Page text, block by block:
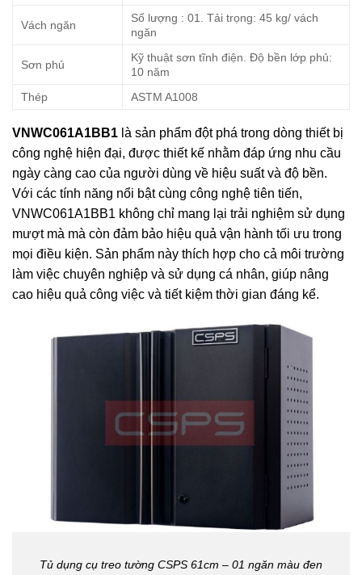
Vách ngăn
Số lượng : 01. Tải trọng: 45 kg/ vách
ngăn
Sơn phủ
Kỹ thuật sơn tĩnh điện. Độ bền lớp phủ:
10 năm
Thép
ASTM A1008
VNWC061A1BB1 là sản phẩm đột phá trong dòng thiết bị
công nghệ hiện đại, được thiết kế nhằm đáp ứng nhu cầu
ngày càng cao của người dùng về hiệu suất và độ bền.
Với các tính năng nổi bật cùng công nghệ tiên tiến,
VNWC061A1BB1 không chỉ mang lại trải nghiệm sử dụng
mượt mà mà còn đảm bảo hiệu quả vận hành tối ưu trong
mọi điều kiện. Sản phẩm này thích hợp cho cả môi trường
làm việc chuyên nghiệp và sử dụng cá nhân, giúp nâng
cao hiệu quả công việc và tiết kiệm thời gian đáng kể.
Tủ dụng cụ treo tường CSPS 61cm – 01 ngăn màu đen